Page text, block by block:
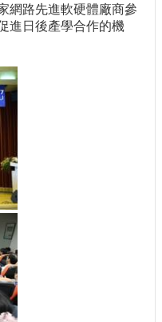
網路先進軟硬體廠商參
進日後產學合作的機